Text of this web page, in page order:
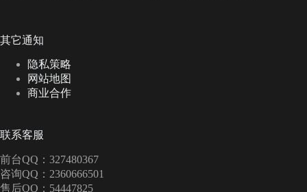
其它通知
隐私策略
网站地图
商业合作
联系客服
前台QQ：327480367
咨询QQ：2360666501
售后QQ：54447825